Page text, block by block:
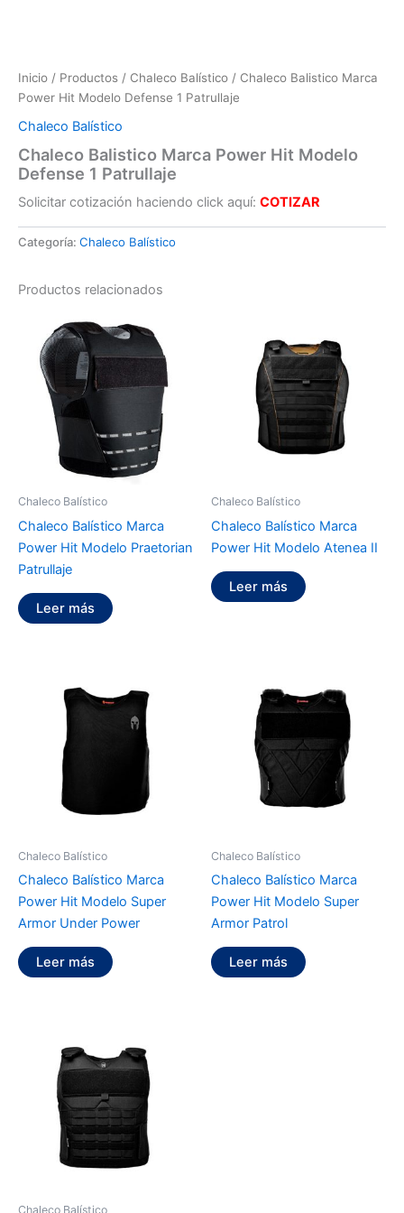
Inicio / Productos / Chaleco Balístico / Chaleco Balistico Marca
Power Hit Modelo Defense 1 Patrullaje
Chaleco Balístico
Chaleco Balistico Marca Power Hit Modelo
Defense 1 Patrullaje
Solicitar cotización haciendo click aquí: COTIZAR
Categoría: Chaleco Balístico
Productos relacionados
Chaleco Balístico
Chaleco Balístico Marca
Power Hit Modelo Praetorian
Patrullaje
Leer más
Chaleco Balístico
Chaleco Balístico Marca
Power Hit Modelo Atenea II
Leer más
Chaleco Balístico
Chaleco Balístico Marca
Power Hit Modelo Super
Armor Under Power
Leer más
Chaleco Balístico
Chaleco Balístico Marca
Power Hit Modelo Super
Armor Patrol
Leer más
Chaleco Balístico